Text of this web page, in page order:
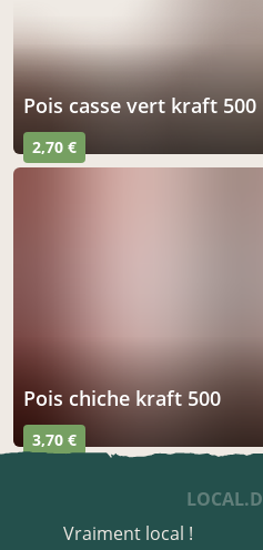
pois casse vert kraft 500
2,70 €
pois chiche kraft 500
3,70 €
Vraiment local !